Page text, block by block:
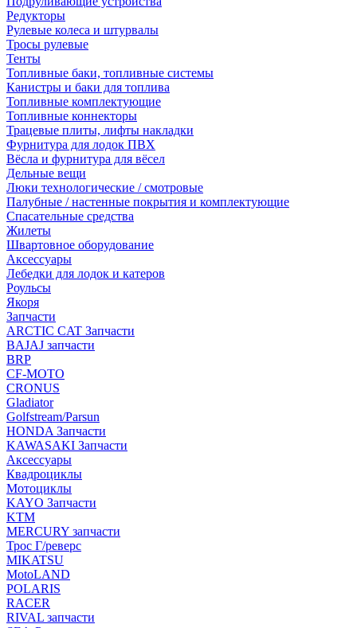
Редукторы
Рулевые колеса и штурвалы
Тросы рулевые
Тенты
Топливные баки, топливные системы
Канистры и баки для топлива
Топливные комплектующие
Топливные коннекторы
Трацевые плиты, лифты накладки
Фурнитура для лодок ПВХ
Вёсла и фурнитура для вёсел
Дельные вещи
Люки технологические / смотровые
Палубные / настенные покрытия и комплектующие
Спасательные средства
Жилеты
Швартовное оборудование
Аксессуары
Лебедки для лодок и катеров
Роульсы
Якоря
Запчасти
ARCTIC CAT Запчасти
BAJAJ запчасти
BRP
CF-MOTO
CRONUS
Gladiator
Golfstream/Parsun
HONDA Запчасти
KAWASAKI Запчасти
Аксессуары
Квадроциклы
Мотоциклы
KAYO Запчасти
KTM
MERCURY запчасти
Трос Г/реверс
MIKATSU
MotoLAND
POLARIS
RACER
RIVAL запчасти